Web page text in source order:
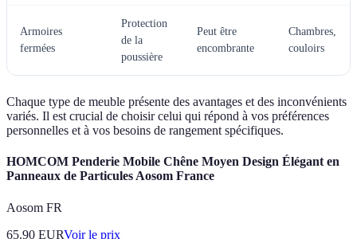
Armoires
fermées
Protection
de la
poussière
Peut être
encombrante
Chambres,
couloirs
Chaque type de meuble présente des avantages et des inconvénients
variés. Il est crucial de choisir celui qui répond à vos préférences
personnelles et à vos besoins de rangement spécifiques.
HOMCOM Penderie Mobile Chêne Moyen Design Élégant en
Panneaux de Particules Aosom France
Aosom FR
65.90 EURVoir le prix